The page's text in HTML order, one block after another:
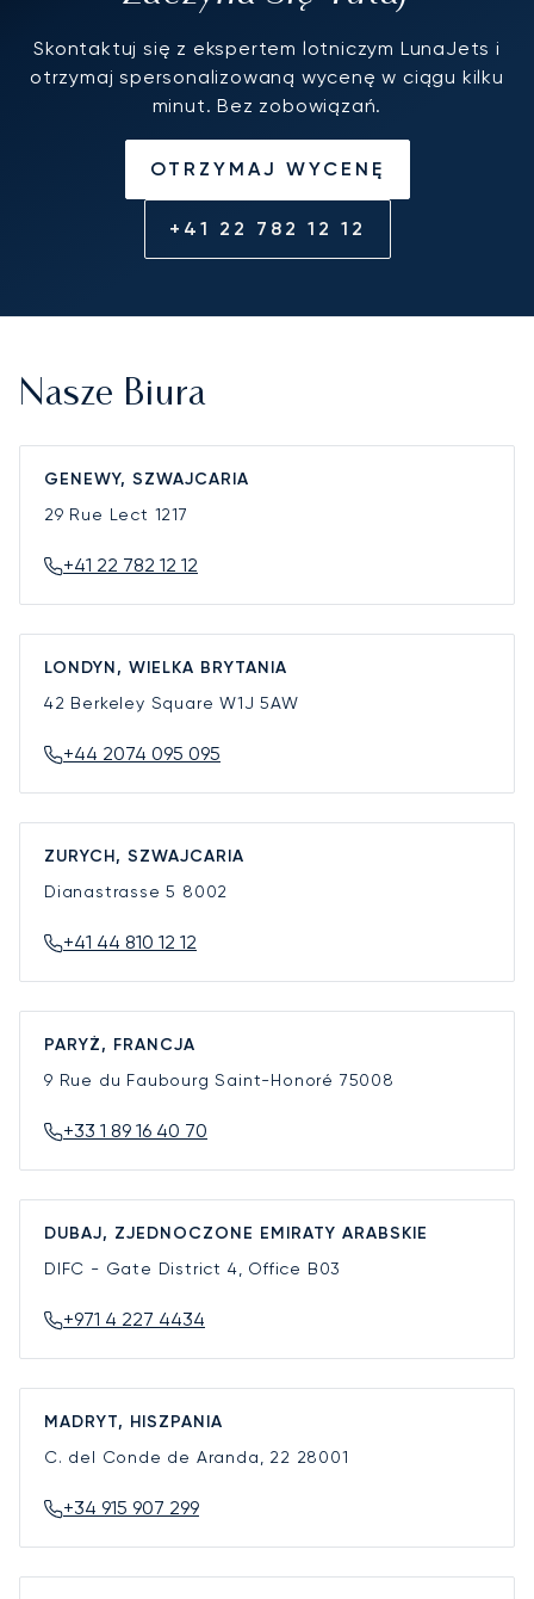
Skontaktuj się z ekspertem lotniczym LunaJets i
otrzymaj spersonalizowaną wycenę w ciągu kilku
minut. Bez zobowiązań.
OTRZYMAJ WYCENĘ
+41 22 782 12 12
Nasze Biura
GENEWY, SZWAJCARIA
29 Rue Lect 1217
+41 22 782 12 12
LONDYN, WIELKA BRYTANIA
42 Berkeley SquareW1J 5AW
+44 2074 095 095
ZURYCH, SZWAJCARIA
Dianastrasse 5 8002
+41 44 810 12 12
PARYŻ, FRANCJA
9 Rue du Faubourg Saint-Honoré 75008
+33 1 89 16 40 70
DUBAJ, ZJEDNOCZONE EMIRATY ARABSKIE
DIFC - Gate District 4, Office B03
+971 4 227 4434
MADRYT, HISZPANIA
C. del Conde de Aranda, 22 28001
+34 915 907 299